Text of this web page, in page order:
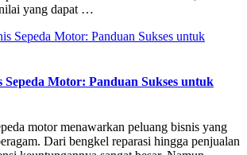
yang dapat …
Sepeda Motor: Panduan Sukses untuk
motor menawarkan peluang bisnis yang
Dari bengkel reparasi hingga penjualan